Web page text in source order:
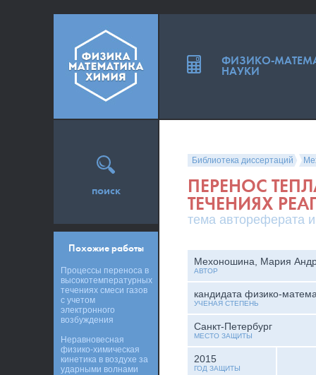
Библиотека диссертаций
ПЕРЕНОС
ТЕЧЕНИЯХ
тема автореферата
Мехоношина, Мария
АВТОР
кандидата физико-
УЧЕНАЯ СТЕПЕНЬ
Санкт-Петербург
МЕСТО ЗАЩИТЫ
2015
ГОД ЗАЩИТЫ
поиск
Похожие работы
Процессы переноса в
высокотемпературных
течениях смеси газов
с учетом
электронного
возбуждения
Неравновесная
физико-химическая
кинетика в воздухе за
ударными волнами
ФИЗИКО-
НАУКИ